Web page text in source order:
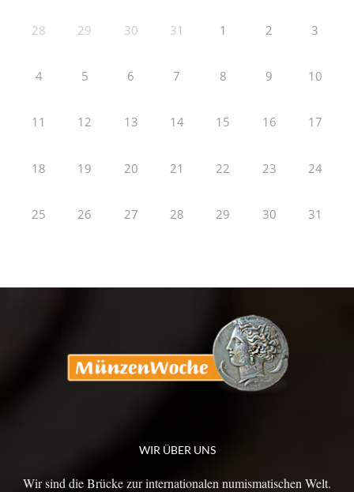
28 29 30 31 1 2 3
4 5 6 7 8 9 10
11 12 13 14 15 16 17
18 19 20 21 22 23 24
25 26 27 28 29 30 31
WIR ÜBER UNS
Wir sind die Brücke zur internationalen numismatischen Welt.